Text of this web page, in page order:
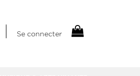
Se connecter